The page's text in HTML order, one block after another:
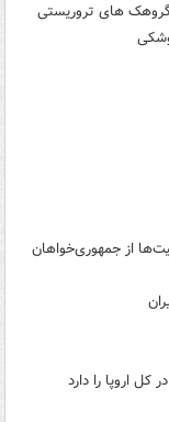
از جمهوری‌خواهان
کل اروپا را دارد